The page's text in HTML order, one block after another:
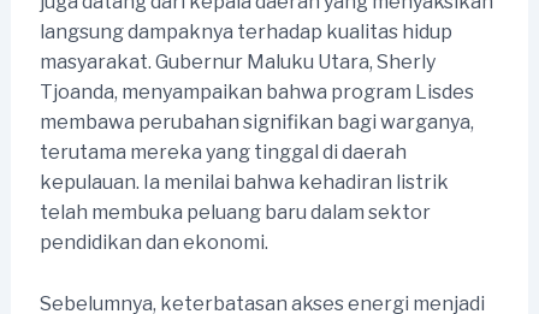
langsung dampaknya terhadap kualitas hidup
masyarakat. Gubernur Maluku Utara, Sherly
Tjoanda, menyampaikan bahwa program Lisdes
membawa perubahan signifikan bagi warganya,
terutama mereka yang tinggal di daerah
kepulauan. Ia menilai bahwa kehadiran listrik
telah membuka peluang baru dalam sektor
pendidikan dan ekonomi.
Sebelumnya, keterbatasan akses energi menjadi